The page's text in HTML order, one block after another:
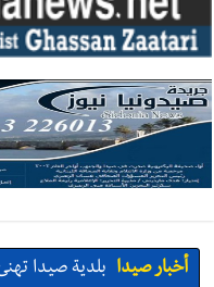
أخبار صيدا بالصور: رئيسا